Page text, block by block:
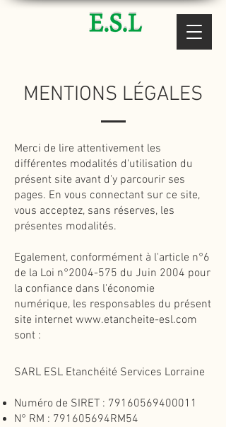
MENTIONS LÉGALES
Merci de lire attentivement les
différentes modalités d'utilisation du
présent site avant d'y parcourir ses
pages. En vous connectant sur ce site,
vous acceptez, sans réserves, les
présentes modalités.
Egalement, conformément à l'article n°6
de la Loi n°2004-575 du Juin 2004 pour
la confiance dans l'économie
numérique, les responsables du présent
site internet www.etancheite-esl.com
sont :
SARL ESL Etanchéité Services Lorraine
Numéro de SIRET : 79160569400011
N° RM : 791605694RM54